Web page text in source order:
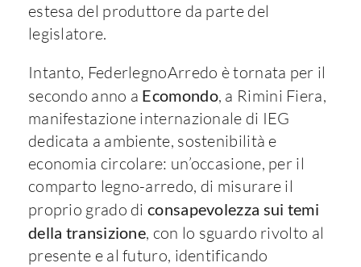
estesa del produttore da parte del
legislatore.
Intanto, FederlegnoArredo è tornata per il
secondo anno a Ecomondo, a Rimini Fiera,
manifestazione internazionale di IEG
dedicata a ambiente, sostenibilità e
economia circolare: un’occasione, per il
comparto legno-arredo, di misurare il
proprio grado diconsapevolezza sui temi
della transizione, con lo sguardo rivolto al
presente e al futuro, identificando